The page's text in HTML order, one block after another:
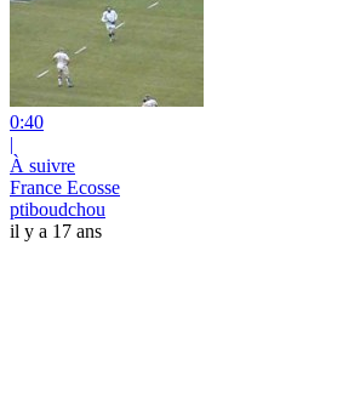
0:40
|
À suivre
France Ecosse
ptiboudchou
il y a 17 ans